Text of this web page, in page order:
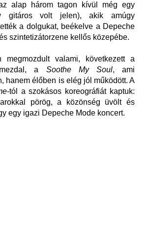
alap három tagon kívül még egy
gitáros volt jelen), akik amúgy
a dolgukat, beékelve a Depeche
szintetizátorzene kellős közepébe.
megmozdult valami, következett a
a Soothe My Soul, ami
hanem élőben is elég jól működött. A
-tól a szokásos koreográfiát kaptuk:
pörög, a közönség üvölt és
egy igazi Depeche Mode koncert.